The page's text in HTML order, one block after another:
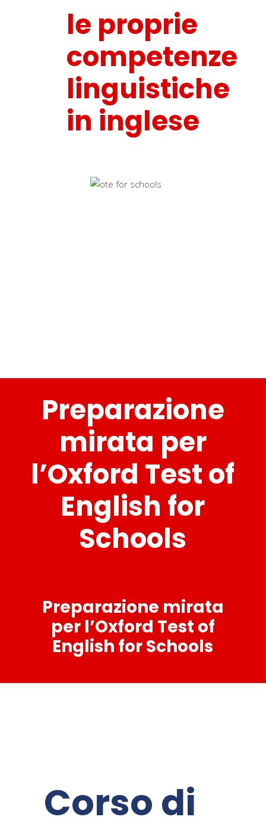
le proprie
competenze
linguistiche
in inglese
Preparazione
mirata per
l’Oxford Test of
English for
Schools
Preparazione mirata
per l’Oxford Test of
English for Schools
Corso di